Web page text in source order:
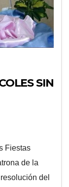
SIN
Fiestas
de la
del